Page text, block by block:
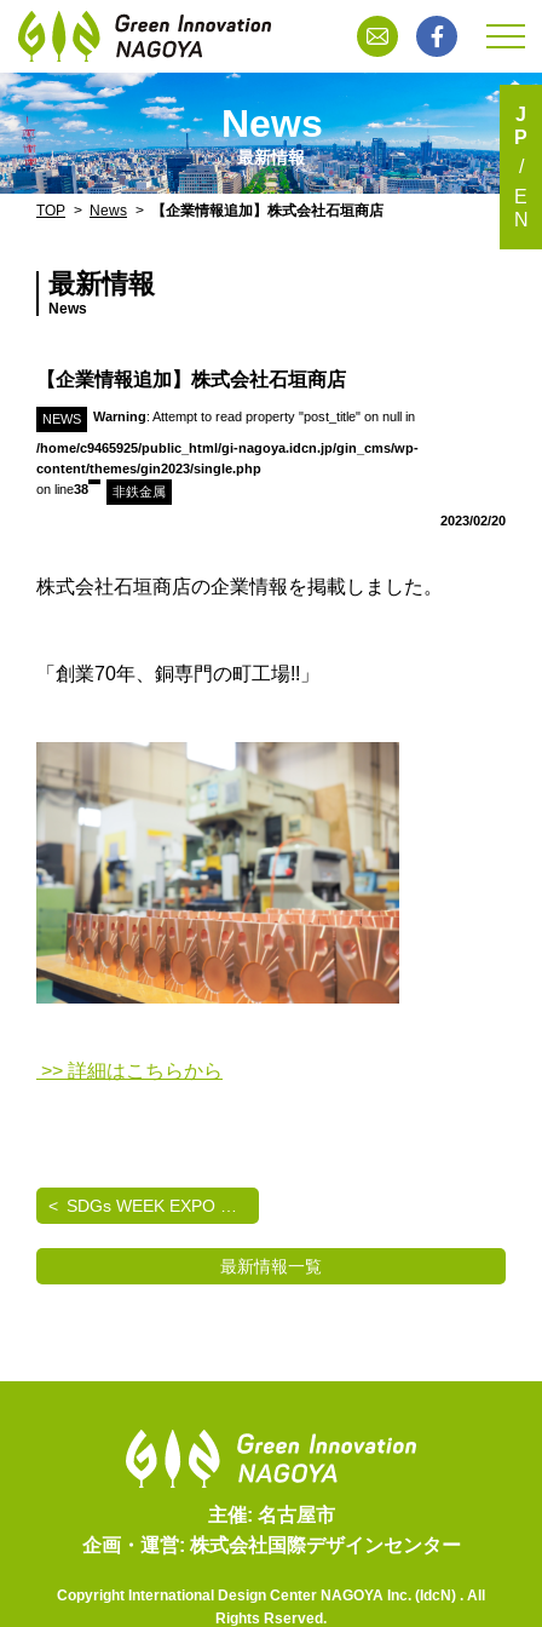
News
最新情報
TOP News 【企業情報追加】株式会社石垣商店
最新情報
News
【企業情報追加】株式会社石垣商店
2023/02/20
NEWS Warning: Attempt to read property "post_title" on null in
/home/c9465925/public_html/gi-nagoya.idcn.jp/gin_cms/wp-
content/themes/gin2023/single.php
on line38 非鉄金属
株式会社石垣商店の企業情報を掲載しました。
「創業70年、銅専門の町工場!!」
>> 詳細はこちらから
SDGs WEEK EXPO エコプロ2024 出展のご案内
最新情報一覧
主催: 名古屋市
企画・運営: 株式会社国際デザインセンター
Copyright International Design Center NAGOYA Inc. (IdcN) . All
Rights Rserved.
J
P
E
N